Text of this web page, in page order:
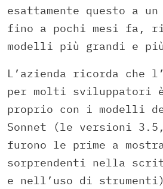
esattamente questo a
fino a pochi mesi fa,
modelli più grandi e
L’azienda ricorda che
per molti sviluppatori
proprio con i modelli
Sonnet (le versioni
furono le prime a
sorprendenti nella
e nell’uso di